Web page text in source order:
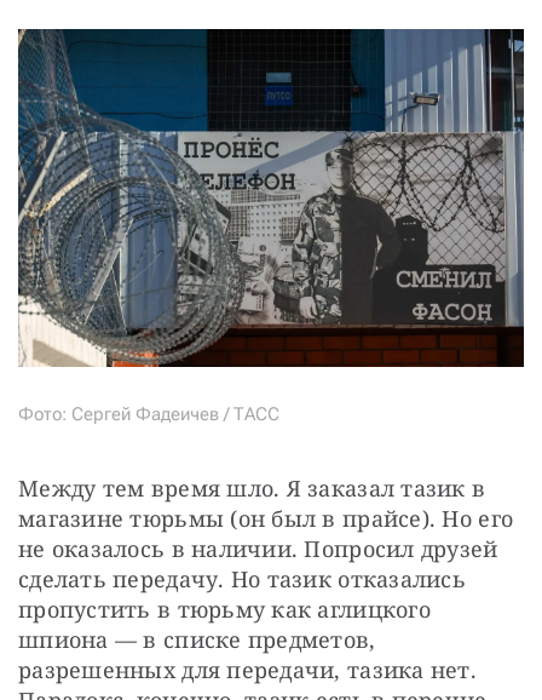
Фото: Сергей Фадеичев / ТАСС
Между тем время шло. Я заказал тазик в
магазине тюрьмы (он был в прайсе). Но его
не оказалось в наличии. Попросил друзей
сделать передачу. Но тазик отказались
пропустить в тюрьму как аглицкого
шпиона — в списке предметов,
разрешенных для передачи, тазика нет.